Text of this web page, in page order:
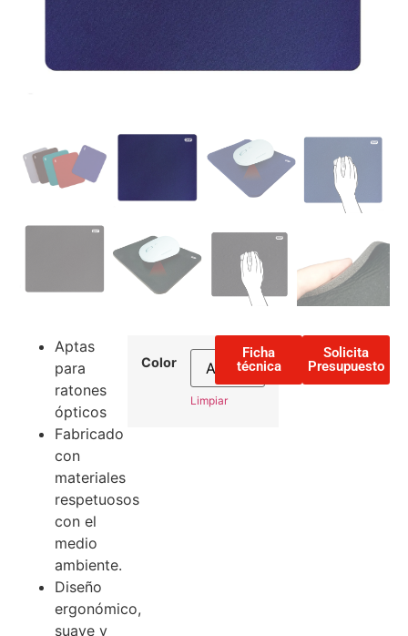
Aptas
para
ratones
ópticos
Fabricado
con
materiales
respetuosos
con el
medio
ambiente.
Diseño
ergonómico,
suave y
Color
Limpiar
Ficha
técnica
Solicita
Presupuesto